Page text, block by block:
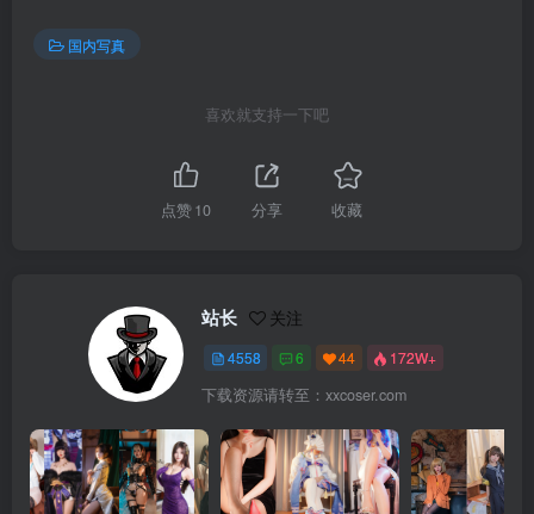
国内写真
喜欢就支持一下吧
点赞10 分享 收藏
站长 关注
4558 6 44 172W+
下载资源请转至：xxcoser.com